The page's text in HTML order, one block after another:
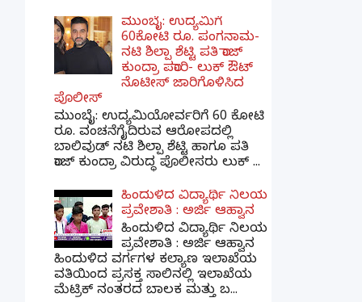
ಮುಂಬೈ: ಉದ್ಯಮಿಗೆ
60ಕೋಟಿ ರೂ. ಪಂಗನಾಮ-
ನಟಿ ಶಿಲ್ಪಾ ಶೆಟ್ಟಿ ಪತಿ ರಾಜ್
ಕುಂದ್ರಾ ಪರಾರಿ- ಲುಕ್ ಔಟ್
ನೊಟೀಸ್ ಜಾರಿಗೊಳಿಸಿದ
ಪೊಲೀಸ್
ಮುಂಬೈ: ಉದ್ಯಮಿಯೋರ್ವರಿಗೆ 60 ಕೋಟಿ
ರೂ. ವಂಚನೆಗೈದಿರುವ ಆರೋಪದಲ್ಲಿ
ಬಾಲಿವುಡ್ ನಟಿ ಶಿಲ್ಪಾ ಶೆಟ್ಟಿ ಹಾಗೂ ಪತಿ
ರಾಜ್ ಕುಂದ್ರಾ ವಿರುದ್ಧ ಪೊಲೀಸರು ಲುಕ್ ...
ಹಿಂದುಳಿದ ವಿದ್ಯಾರ್ಥಿ ನಿಲಯ
ಪ್ರವೇಶಾತಿ : ಅರ್ಜಿ ಆಹ್ವಾನ
ಹಿಂದುಳಿದ ವಿದ್ಯಾರ್ಥಿ ನಿಲಯ
ಪ್ರವೇಶಾತಿ : ಅರ್ಜಿ ಆಹ್ವಾನ
ಹಿಂದುಳಿದ ವರ್ಗಗಳ ಕಲ್ಯಾಣ ಇಲಾಖೆಯ
ವತಿಯಿಂದ ಪ್ರಸಕ್ತ ಸಾಲಿನಲ್ಲಿ ಇಲಾಖೆಯ
ಮೆಟ್ರಿಕ್ ನಂತರದ ಬಾಲಕ ಮತ್ತು ಬ...